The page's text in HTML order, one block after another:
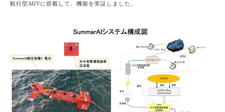
航行型AUVに搭載して、機能を実証しました。